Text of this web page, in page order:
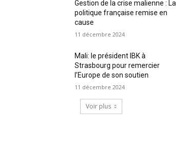
Gestion de la crise malienne : La
politique française remise en
cause
11 décembre 2024
Mali: le président IBK à
Strasbourg pour remercier
l’Europe de son soutien
11 décembre 2024
Voir plus